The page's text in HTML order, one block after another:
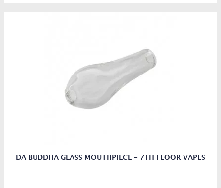
DA BUDDHA GLASS MOUTHPIECE - 7TH FLOOR VAPES